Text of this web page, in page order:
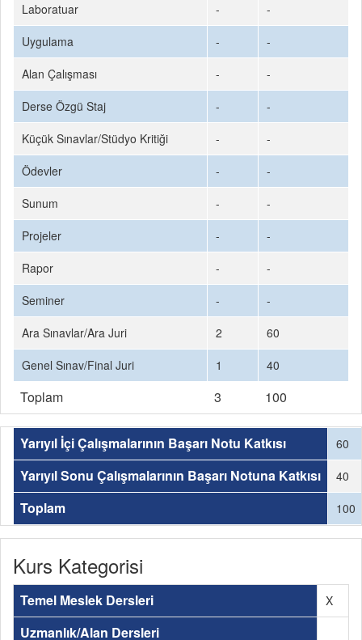
Laboratuar
-
-
Uygulama
-
-
Alan Çalışması
-
-
Derse Özgü Staj
-
-
Küçük Sınavlar/Stüdyo Kritiği
-
-
Ödevler
-
-
Sunum
-
-
Projeler
-
-
Rapor
-
-
Seminer
-
-
Ara Sınavlar/Ara Juri
2
60
Genel Sınav/Final Juri
1 40
Toplam 3 100
Yarıyıl İçi Çalışmalarının Başarı Notu Katkısı 60
Yarıyıl Sonu Çalışmalarının Başarı Notuna Katkısı 40
Toplam 100
Kurs Kategorisi
Temel Meslek Dersleri X
Uzmanlık/Alan Dersleri